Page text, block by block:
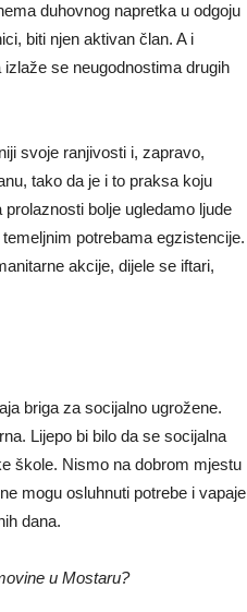
duhovnog napretka u odgoju
biti njen aktivan član. A i
se neugodnostima drugih
svoje ranjivosti i, zapravo,
tako da je i to praksa koju
bolje ugledamo ljude
potrebama egzistencije.
akcije, dijele se iftari,
briga za socijalno ugrožene.
Lijepo bi bilo da se socijalna
škole. Nismo na dobrom mjestu
mogu osluhnuti potrebe i vapaje
dana.
u Mostaru?